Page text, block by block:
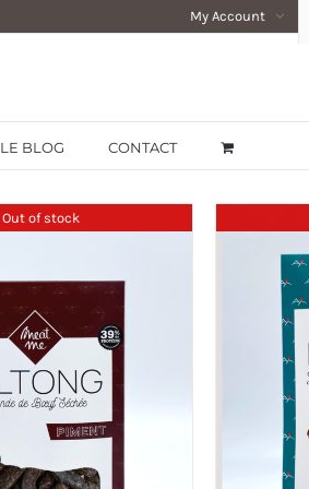
My Account
LE BLOG CONTACT
Out of stock